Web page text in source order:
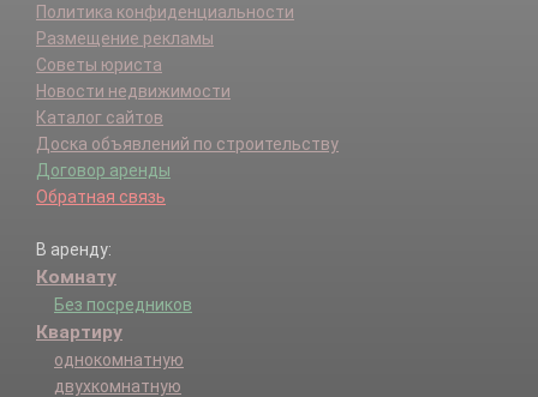
Просторный п.
Радиоцентр п.
Родионово п.
Родник п.
Росинка п.
Светлый п.
сдт Бекон (ж/д Копылово) тер.
сдт Березка-89 (д Лоскутово) тер.
сдт Возрождение тер.
сдт Горремстрой (ж/д Копылово) тер.
сдт Дорожник (п Светлый) тер.
сдт Дружба тер.
сдт им Мичурина тер.
сдт Калинка тер.
Политика конфиденциальности
Размещение рекламы
Советы юриста
Новости недвижимости
Каталог сайтов
Доска объявлений по строительству
Договор аренды
Обратная связь
В аренду:
Комнату
Без посредников
Квартиру
однокомнатную
двухкомнатную